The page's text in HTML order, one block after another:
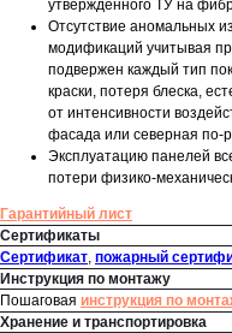
утвержденного ТУ на
Отсутствие аномальных
модификаций учитывая
подвержен каждый тип
краски, потеря блеска,
от интенсивности
фасада или северная по-
Эксплуатацию панелей
потери физико-
Гарантийный лист
Сертификаты
Сертификат, пожарный
Инструкция по монтажу
Пошаговая инструкция по
Хранение и транспортировка